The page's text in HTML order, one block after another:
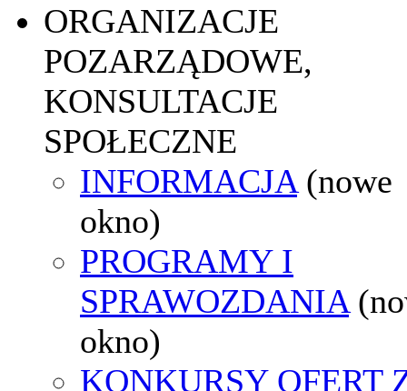
ORGANIZACJE
POZARZĄDOWE,
KONSULTACJE
SPOŁECZNE
INFORMACJA (nowe
okno)
PROGRAMY I
SPRAWOZDANIA
okno)
KONKURSY OFERT